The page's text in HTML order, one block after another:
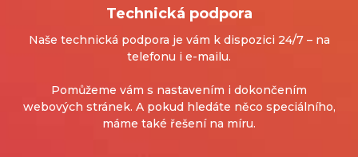
Technická podpora
Naše technická podpora je vám k dispozici 24/7 – na
telefonu i e-mailu.
Pomůžeme vám s nastavením i dokončením
webových stránek. A pokud hledáte něco speciálního,
máme také řešení na míru.